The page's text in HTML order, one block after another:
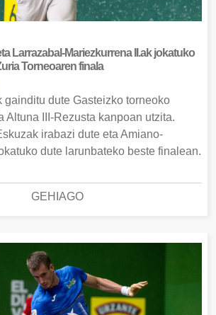
Larrazabal-Mariezkurrena II.ak jokatuko
Torneoaren finala
gainditu dute Gasteizko torneoko
Altuna III-Rezusta kanpoan utzita.
irabazi dute eta Amiano-
dute larunbateko beste finalean.
GEHIAGO